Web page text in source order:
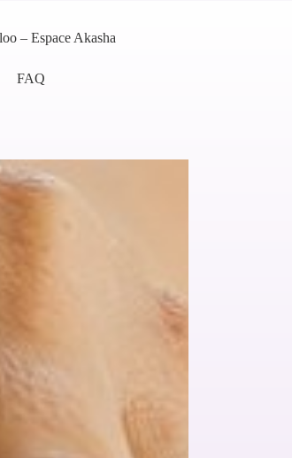
– Espace Akasha
FAQ